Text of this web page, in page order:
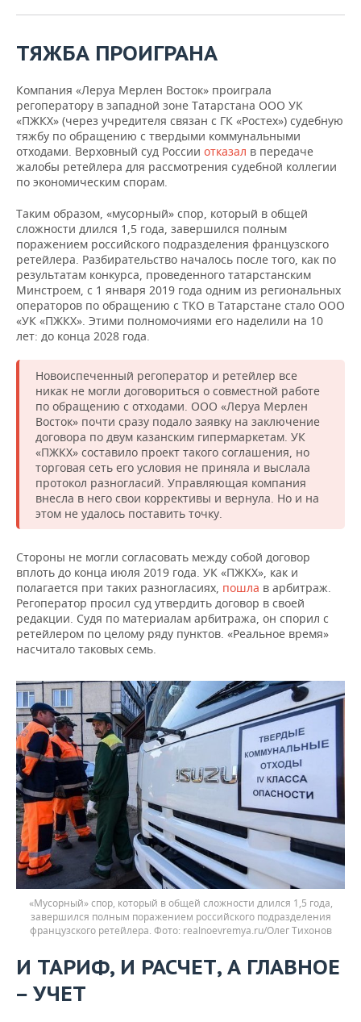
ТЯЖБА ПРОИГРАНА
Компания «Леруа Мерлен Восток» проиграла
регоператору в западной зоне Татарстана ООО УК
«ПЖКХ» (через учредителя связан с ГК «Ростех») судебную
тяжбу по обращению с твердыми коммунальными
отходами. Верховный суд России отказал в передаче
жалобы ретейлера для рассмотрения судебной коллегии
по экономическим спорам.
Таким образом, «мусорный» спор, который в общей
сложности длился 1,5 года, завершился полным
поражением российского подразделения французского
ретейлера. Разбирательство началось после того, как по
результатам конкурса, проведенного татарстанским
Минстроем, с 1 января 2019 года одним из региональных
операторов по обращению с ТКО в Татарстане стало ООО
«УК «ПЖКХ». Этими полномочиями его наделили на 10
лет: до конца 2028 года.
Новоиспеченный регоператор и ретейлер все
никак не могли договориться о совместной работе
по обращению с отходами. ООО «Леруа Мерлен
Восток» почти сразу подало заявку на заключение
договора по двум казанским гипермаркетам. УК
«ПЖКХ» составило проект такого соглашения, но
торговая сеть его условия не приняла и выслала
протокол разногласий. Управляющая компания
внесла в него свои коррективы и вернула. Но и на
этом не удалось поставить точку.
Стороны не могли согласовать между собой договор
вплоть до конца июля 2019 года. УК «ПЖКХ», как и
полагается при таких разногласиях, пошла в арбитраж.
Регоператор просил суд утвердить договор в своей
редакции. Судя по материалам арбитража, он спорил с
ретейлером по целому ряду пунктов. «Реальное время»
насчитало таковых семь.
«Мусорный» спор, который в общей сложности длился 1,5 года,
завершился полным поражением российского подразделения
французского ретейлера.
realnoevremya.ru/Олег Тихонов
И ТАРИФ, И РАСЧЕТ, А ГЛАВНОЕ
— УЧЕТ